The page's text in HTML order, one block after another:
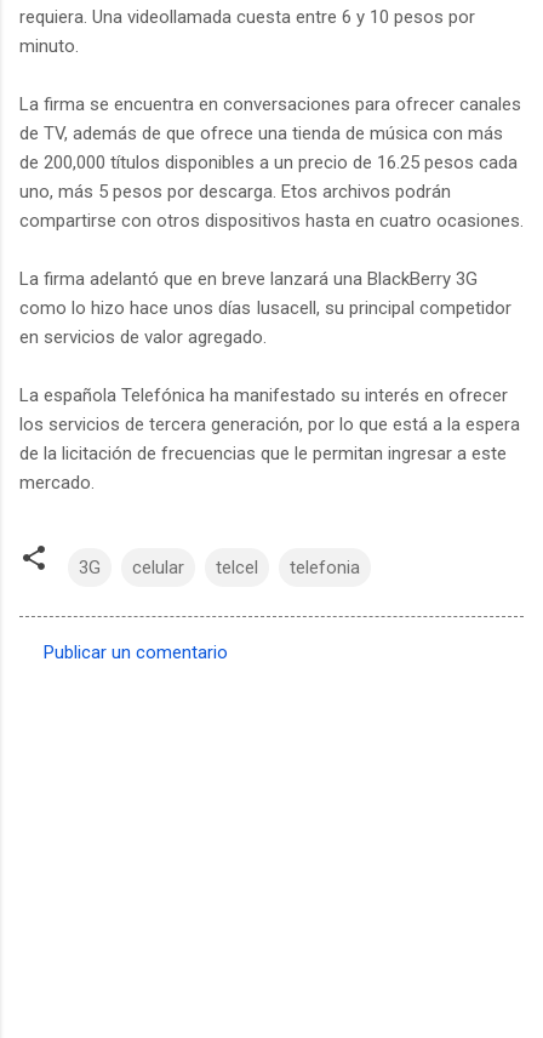
requiera. Una videollamada cuesta entre 6 y 10 pesos por
minuto.
La firma se encuentra en conversaciones para ofrecer canales
de TV, además de que ofrece una tienda de música con más
de 200,000 títulos disponibles a un precio de 16.25 pesos cada
uno, más 5 pesos por descarga. Etos archivos podrán
compartirse con otros dispositivos hasta en cuatro ocasiones.
La firma adelantó que en breve lanzará una BlackBerry 3G
como lo hizo hace unos días Iusacell, su principal competidor
en servicios de valor agregado.
La española Telefónica ha manifestado su interés en ofrecer
los servicios de tercera generación, por lo que está a la espera
de la licitación de frecuencias que le permitan ingresar a este
mercado.
3G celular telcel telefonia
Publicar un comentario